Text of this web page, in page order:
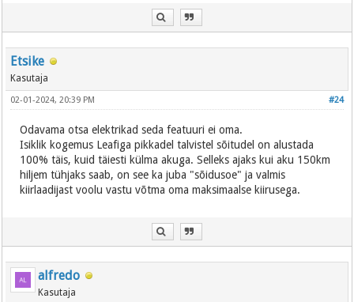
Etsike
Kasutaja
#24
02-01-2024, 20:39 PM
Odavama otsa elektrikad seda featuuri ei oma.
Isiklik kogemus Leafiga pikkadel talvistel sõitudel on alustada
100% täis, kuid täiesti külma akuga. Selleks ajaks kui aku 150km
hiljem tühjaks saab, on see ka juba "sõidusoe" ja valmis
kiirlaadijast voolu vastu võtma oma maksimaalse kiirusega.
alfredo
Kasutaja